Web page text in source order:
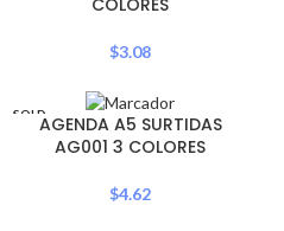
$3.08
SOLD
OUTAGENDA A5 SURTIDAS
AG001 3 COLORES
$4.62